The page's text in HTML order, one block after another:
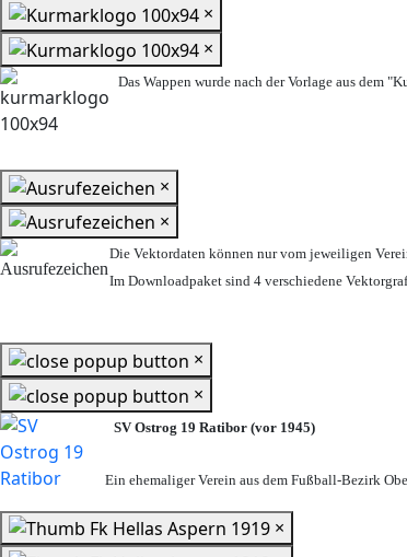
×
×
Das Wappen wurde nach der Vorlage aus dem
×
×
Die Vektordaten können nur vom jeweiligen
Im Downloadpaket sind 4 verschiedene
×
×
SV Ostrog 19 Ratibor (vor 1945)
Ein ehemaliger Verein aus dem Fußball-Bezirk
×